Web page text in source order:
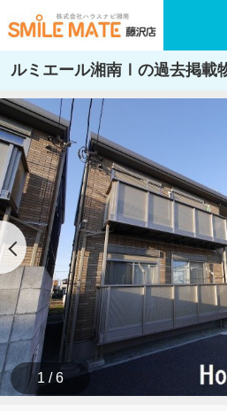
ルミエール湘南Ⅰの過去掲載
1 / 6